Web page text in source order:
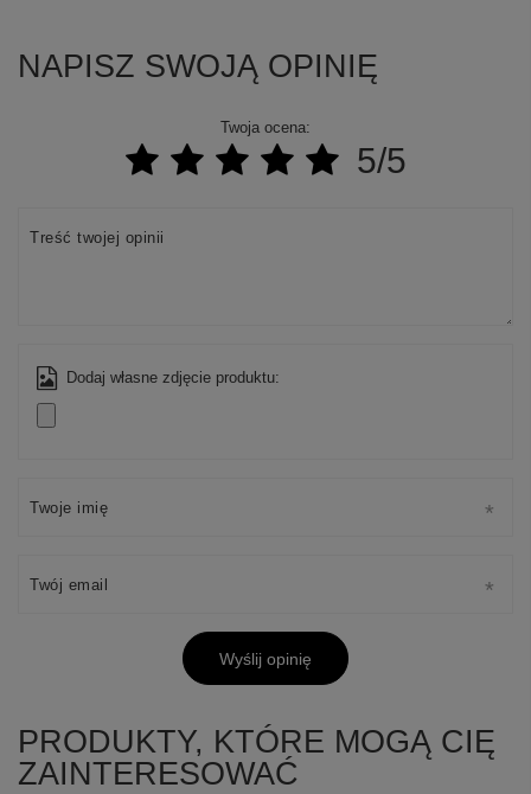
NAPISZ SWOJĄ OPINIĘ
Twoja ocena:
5/5
Treść twojej opinii
Dodaj własne zdjęcie produktu:
Twoje imię
Twój email
Wyślij opinię
PRODUKTY, KTÓRE MOGĄ CIĘ
ZAINTERESOWAĆ